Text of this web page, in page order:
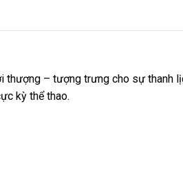
thượng – tượng trưng cho sự thanh
kỳ thể thao.